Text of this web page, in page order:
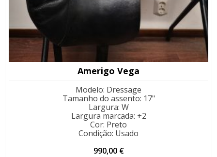
Amerigo Vega
Modelo: Dressage
Tamanho do assento: 17"
Largura: W
Largura marcada: +2
Cor: Preto
Condição: Usado
990,00 €